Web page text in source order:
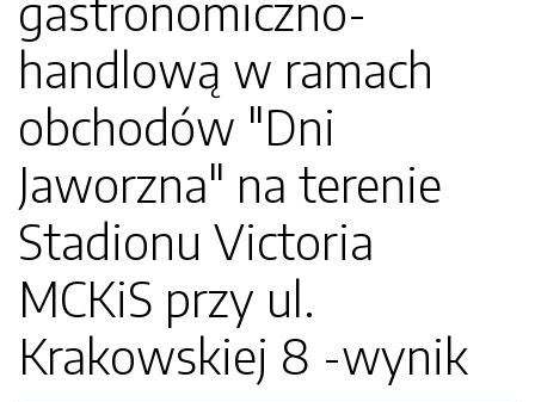
gastronomiczno-
handlową w ramach
obchodów "Dni
Jaworzna" na terenie
Stadionu Victoria
MCKiS przy ul.
Krakowskiej 8 -wynik